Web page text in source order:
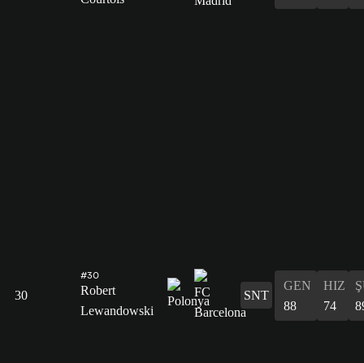
30
#30
Robert
Lewandowski
SNT
GEN
88
HIZ
74